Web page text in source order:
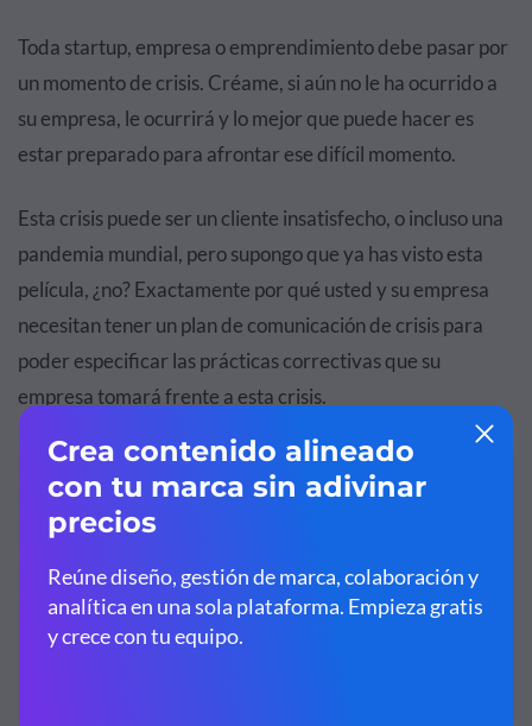
Toda startup, empresa o emprendimiento debe pasar por
un momento de crisis. Créame, si aún no le ha ocurrido a
su empresa, le ocurrirá y lo mejor que puede hacer es
estar preparado para afrontar ese difícil momento.
Esta crisis puede ser un cliente insatisfecho, o incluso una
pandemia mundial, pero supongo que ya has visto esta
película, ¿no? Exactamente por qué usted y su empresa
necesitan tener un plan de comunicación de crisis para
poder especificar las prácticas correctivas que su
empresa tomará frente a esta crisis.